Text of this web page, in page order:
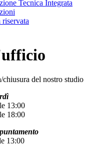
Tecnica Integrata
riservata
del nostro studio
13:00
18:00
13:00